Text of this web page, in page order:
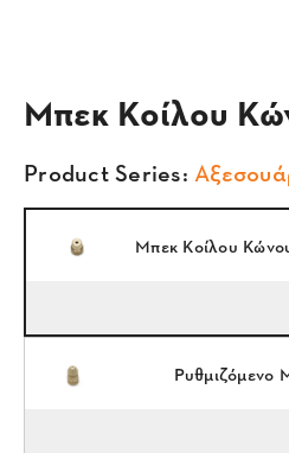
Μπεκ Κοίλου
Product Series:
Μπεκ Κοίλου
Ρυθμιζόμενο